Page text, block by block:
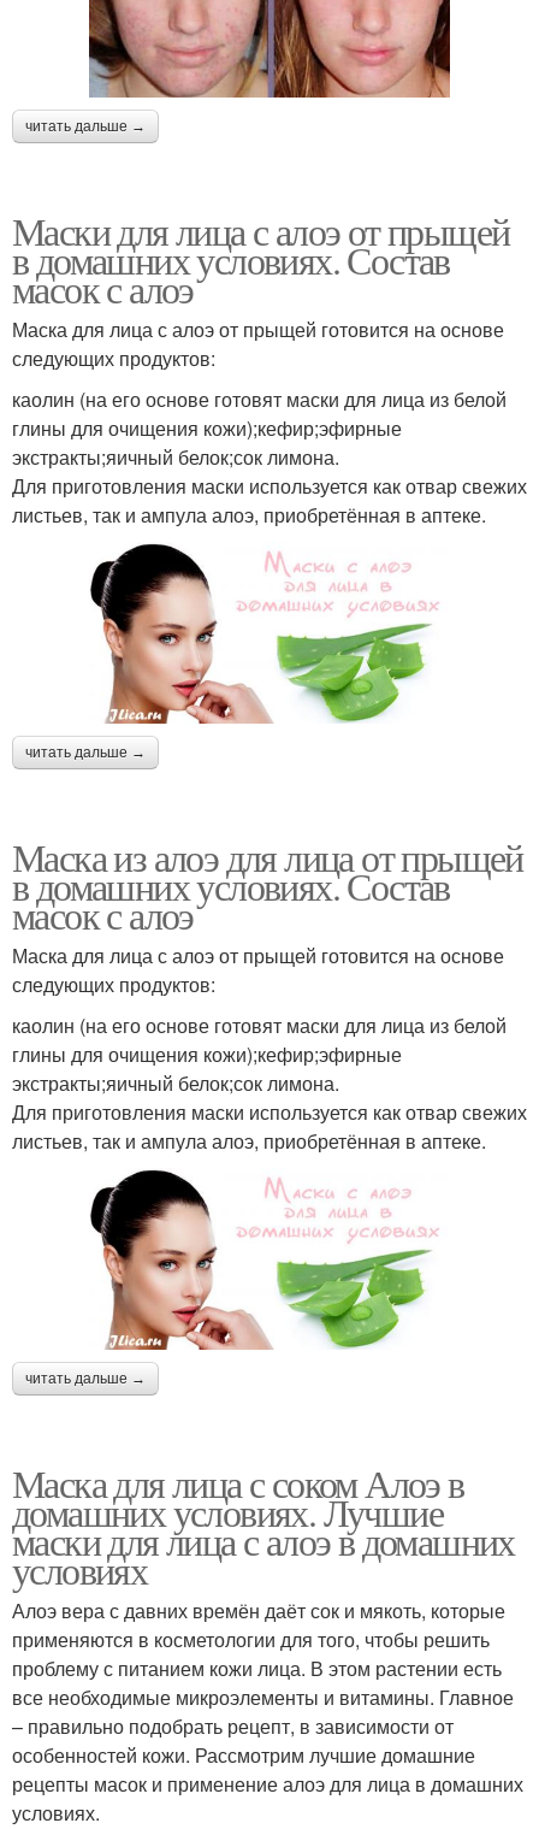
читать дальше →
Маски для лица с алоэ от прыщей
в домашних условиях. Состав
масок с алоэ
Маска для лица с алоэ от прыщей готовится на основе
следующих продуктов:
каолин (на его основе готовят маски для лица из белой
глины для очищения кожи);кефир;эфирные
экстракты;яичный белок;сок лимона.
Для приготовления маски используется как отвар свежих
листьев, так и ампула алоэ, приобретённая в аптеке.
читать дальше →
Маска из алоэ для лица от прыщей
в домашних условиях. Состав
масок с алоэ
Маска для лица с алоэ от прыщей готовится на основе
следующих продуктов:
каолин (на его основе готовят маски для лица из белой
глины для очищения кожи);кефир;эфирные
экстракты;яичный белок;сок лимона.
Для приготовления маски используется как отвар свежих
листьев, так и ампула алоэ, приобретённая в аптеке.
читать дальше →
Маска для лица с соком Алоэ в
домашних условиях. Лучшие
маски для лица с алоэ в домашних
условиях
Алоэ вера с давних времён даёт сок и мякоть, которые
применяются в косметологии для того, чтобы решить
проблему с питанием кожи лица. В этом растении есть
все необходимые микроэлементы и витамины. Главное
– правильно подобрать рецепт, в зависимости от
особенностей кожи. Рассмотрим лучшие домашние
рецепты масок и применение алоэ для лица в домашних
условиях.